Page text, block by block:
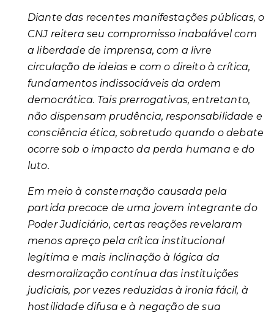
Diante das recentes manifestações públicas, o
CNJ reitera seu compromisso inabalável com
a liberdade de imprensa, com a livre
circulação de ideias e com o direito à crítica,
fundamentos indissociáveis da ordem
democrática. Tais prerrogativas, entretanto,
não dispensam prudência, responsabilidade e
consciência ética, sobretudo quando o debate
ocorre sob o impacto da perda humana e do
luto.
Em meio à consternação causada pela
partida precoce de uma jovem integrante do
Poder Judiciário, certas reações revelaram
menos apreço pela crítica institucional
legítima e mais inclinação à lógica da
desmoralização contínua das instituições
judiciais, por vezes reduzidas à ironia fácil, à
hostilidade difusa e à negação de sua